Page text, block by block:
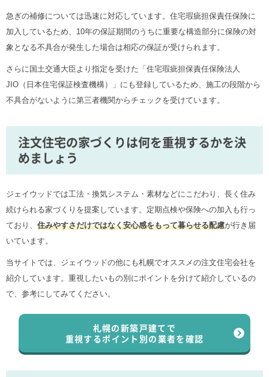
急ぎの補修については迅速に対応しています。住宅瑕疵担保責任保険に
加入しているため、10年の保証期間のうちに重要な構造部分に保険の対
象となる不具合が発生した場合は相応の保証が受けられます。
さらに国土交通大臣より指定を受けた「住宅瑕疵担保責任保険法人
JIO（日本住宅保証検査機構）」にも登録しているため、施工の段階から
不具合がないように第三者機関からチェックを受けています。
注文住宅の家づくりは何を重視するかを決
めましょう
ジェイウッドでは工法・換気システム・素材などにこだわり、長く住み
続けられる家づくりを提案しています。定期点検や保険への加入も行っ
ており、 住みやすさだけではなく安心感をもって暮らせる配慮が行き届
いています。
当サイトでは、ジェイウッドの他にも札幌でオススメの注文住宅会社を
紹介しています。重視したいもの別にポイントを分けて紹介しているの
で、参考にしてみてください。
札幌の新築戸建てで
重視するポイント別の業者を確認